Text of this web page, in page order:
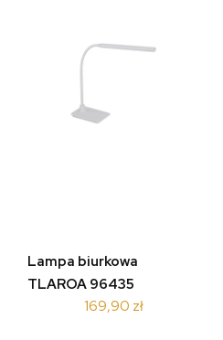
Lampa biurkowa
TLAROA 96435
169,90 zł